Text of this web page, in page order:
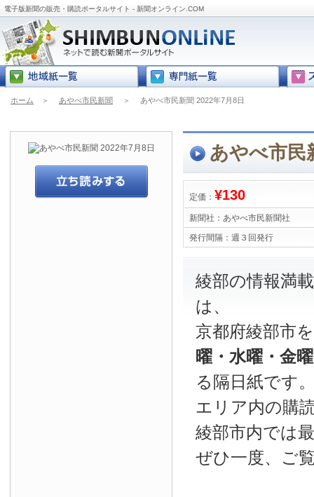
電子版新聞の販売・購読ポータルサイト - 新聞オンライン.COM
ホーム ＞ あやべ市民新聞 ＞ あやべ市民新聞 2022年7月8日
あやべ市民
定価： ¥130
新聞社： あやべ市民新聞社
発行間隔： 週３回発行
綾部の情報
は、
京都府綾部市
曜・水曜・金
る隔日紙です
エリア内の購
綾部市内では
ぜひ一度、ご